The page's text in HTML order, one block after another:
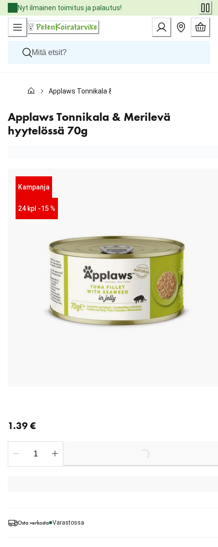
Skip
to
Content
Nyt ilmainen toimitus ja palautus!
Kissat
Eläinlääkäriruoat
Tuotemerkit
Uutuudet
Applaws Tonnikala & Merilevä hyytelössä 70g
Applaws Tonnikala & Merilevä
hyytelössä 70g
Kampanja
24 kpl -15 %
Osta verkosta Varastossa
1.39 €
Loading...